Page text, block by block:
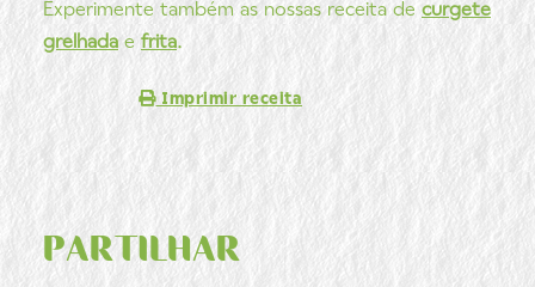
Experimente também as nossas receita de curgete
grelhada e frita.
Imprimir receita
PARTILHAR